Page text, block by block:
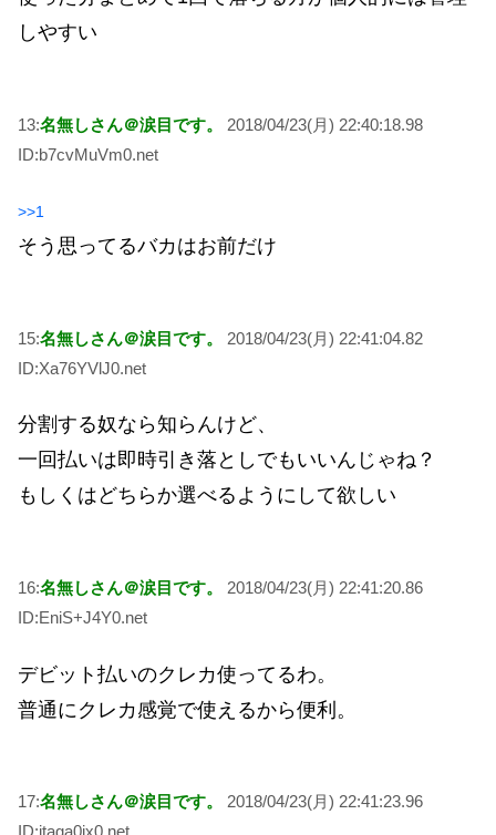
しやすい
13:名無しさん＠涙目です。
2018/04/23(月) 22:40:18.98
ID:b7cvMuVm0.net
>>1
そう思ってるバカはお前だけ
15:名無しさん＠涙目です。
2018/04/23(月) 22:41:04.82
ID:Xa76YVlJ0.net
分割する奴なら知らんけど、
一回払いは即時引き落としでもいいんじゃね？
もしくはどちらか選べるようにして欲しい
16:名無しさん＠涙目です。
2018/04/23(月) 22:41:20.86
ID:EniS+J4Y0.net
デビット払いのクレカ使ってるわ。
普通にクレカ感覚で使えるから便利。
17:名無しさん＠涙目です。
2018/04/23(月) 22:41:23.96